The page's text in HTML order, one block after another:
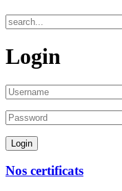
Login
Nos certificats